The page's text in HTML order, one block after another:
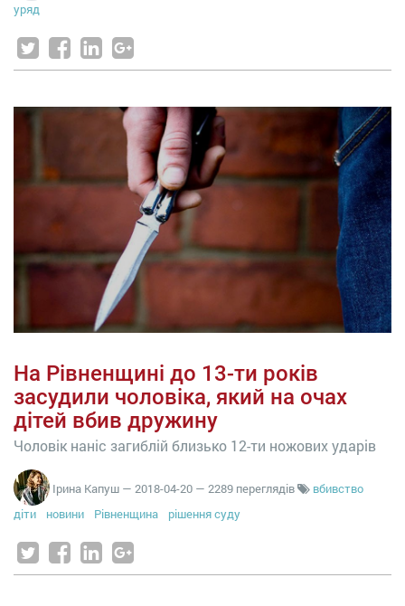
уряд
На Рівненщині до 13-ти років
засудили чоловіка, який на очах
дітей вбив дружину
Чоловік наніс загиблій близько 12-ти ножових ударів
Ірина Капуш — 2018-04-20 — 2289 переглядів
вбивство
діти
новини Рівненщина рішення суду